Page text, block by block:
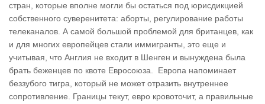
стран, которые вполне могли бы остаться под юрисдикцией
собственного суверенитета: аборты, регулирование работы
телеканалов. А самой большой проблемой для британцев, как
и для многих европейцев стали иммигранты, это еще и
учитывая, что Англия не входит в Шенген и вынуждена была
брать беженцев по квоте Евросоюза. Европа напоминает
беззубого тигра, который не может отразить внутреннее
сопротивление. Границы текут, евро кровоточит, а правильные